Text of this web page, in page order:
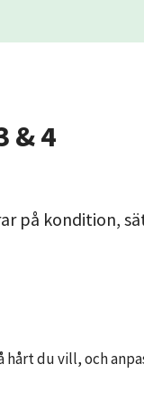
& 4
på kondition,
du vill, och